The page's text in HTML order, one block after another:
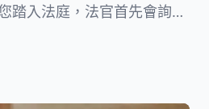
踏入法庭，法官首先會詢
訴訟的請求權基礎為何？」
權力。